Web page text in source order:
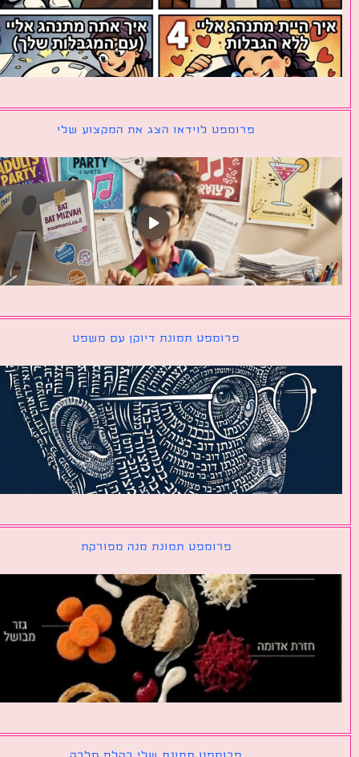
פרומפט לוידאו הצג את המקצוע שלי
פרומפט תמונת דיוקן עם משפט
פרומפט תמונת מנה מפורקת